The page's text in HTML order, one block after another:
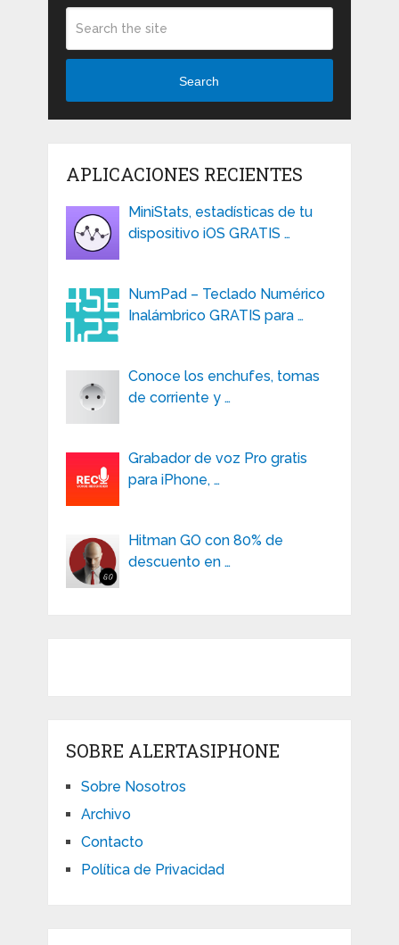
Search
APLICACIONES RECIENTES
MiniStats, estadísticas de tu
dispositivo iOS GRATIS …
NumPad – Teclado Numérico
Inalámbrico GRATIS para …
Conoce los enchufes, tomas
de corriente y …
Grabador de voz Pro gratis
para iPhone, …
Hitman GO con 80% de
descuento en …
SOBRE ALERTASIPHONE
Sobre Nosotros
Archivo
Contacto
Política de Privacidad